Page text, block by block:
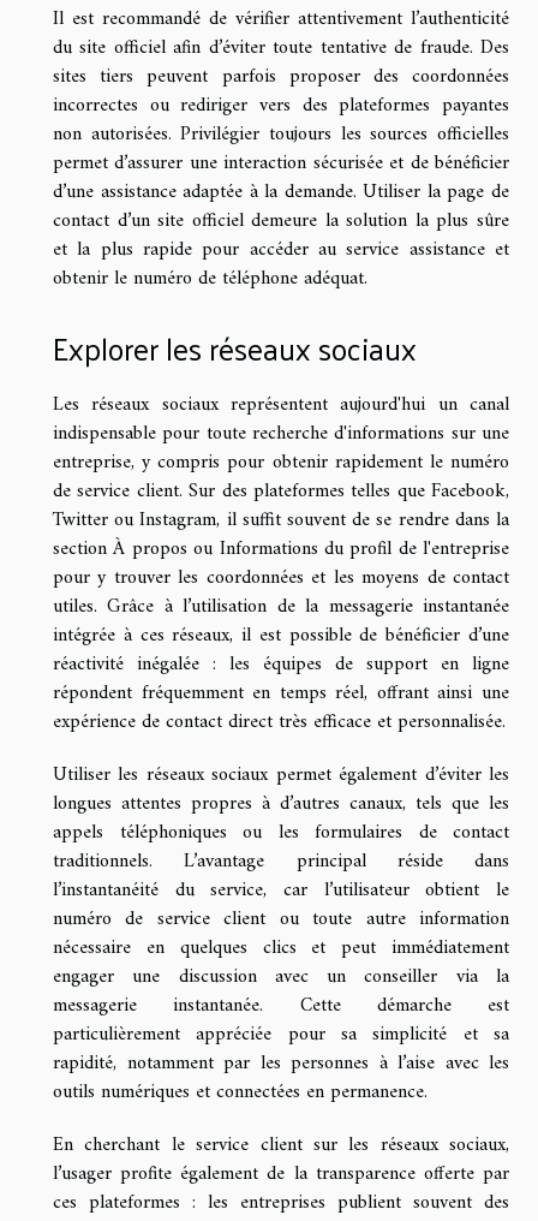
Il est recommandé de vérifier attentivement l’authenticité
du site officiel afin d’éviter toute tentative de fraude. Des
sites tiers peuvent parfois proposer des coordonnées
incorrectes ou rediriger vers des plateformes payantes
non autorisées. Privilégier toujours les sources officielles
permet d’assurer une interaction sécurisée et de bénéficier
d’une assistance adaptée à la demande. Utiliser la page de
contact d’un site officiel demeure la solution la plus sûre
et la plus rapide pour accéder au service assistance et
obtenir le numéro de téléphone adéquat.
Explorer les réseaux sociaux
Les réseaux sociaux représentent aujourd'hui un canal
indispensable pour toute recherche d'informations sur une
entreprise, y compris pour obtenir rapidement le numéro
de service client. Sur des plateformes telles que Facebook,
Twitter ou Instagram, il suffit souvent de se rendre dans la
section À propos ou Informations du profil de l'entreprise
pour y trouver les coordonnées et les moyens de contact
utiles. Grâce à l’utilisation de la messagerie instantanée
intégrée à ces réseaux, il est possible de bénéficier d’une
réactivité inégalée : les équipes de support en ligne
répondent fréquemment en temps réel, offrant ainsi une
expérience de contact direct très efficace et personnalisée.
Utiliser les réseaux sociaux permet également d’éviter les
longues attentes propres à d’autres canaux, tels que les
appels téléphoniques ou les formulaires de contact
traditionnels. L’avantage principal réside dans
l’instantanéité du service, car l’utilisateur obtient le
numéro de service client ou toute autre information
nécessaire en quelques clics et peut immédiatement
engager une discussion avec un conseiller via la
messagerie instantanée. Cette démarche est
particulièrement appréciée pour sa simplicité et sa
rapidité, notamment par les personnes à l’aise avec les
outils numériques et connectées en permanence.
En cherchant le service client sur les réseaux sociaux,
l’usager profite également de la transparence offerte par
ces plateformes : les entreprises publient souvent des